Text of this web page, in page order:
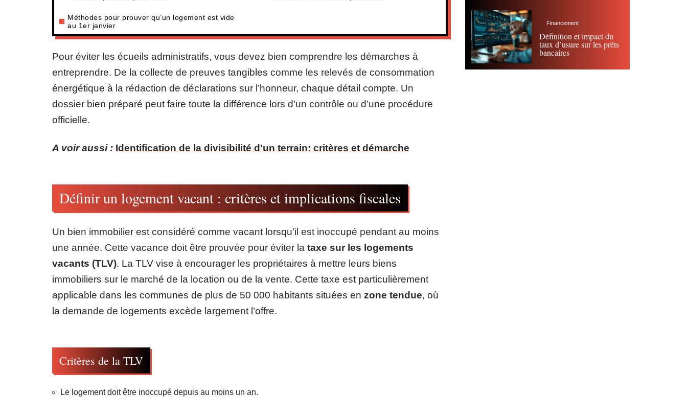
Méthodes pour prouver qu’un logement est vide
au 1er janvier
Pour éviter les écueils administratifs, vous devez bien comprendre les démarches à
entreprendre. De la collecte de preuves tangibles comme les relevés de consommation
énergétique à la rédaction de déclarations sur l’honneur, chaque détail compte. Un
dossier bien préparé peut faire toute la différence lors d’un contrôle ou d’une procédure
officielle.
A voir aussi : Identification de la divisibilité d'un terrain: critères et démarche
Définir un logement vacant : critères et implications fiscales
Un bien immobilier est considéré comme vacant lorsqu’il est inoccupé pendant au moins
une année. Cette vacance doit être prouvée pour éviter la taxe sur les logements
vacants (TLV). La TLV vise à encourager les propriétaires à mettre leurs biens
immobiliers sur le marché de la location ou de la vente. Cette taxe est particulièrement
applicable dans les communes de plus de 50 000 habitants situées en zone tendue, où
la demande de logements excède largement l’offre.
Critères de la TLV
Le logement doit être inoccupé depuis au moins un an.
Financement
Définition et impact du
taux d’usure sur les prêts
bancaires